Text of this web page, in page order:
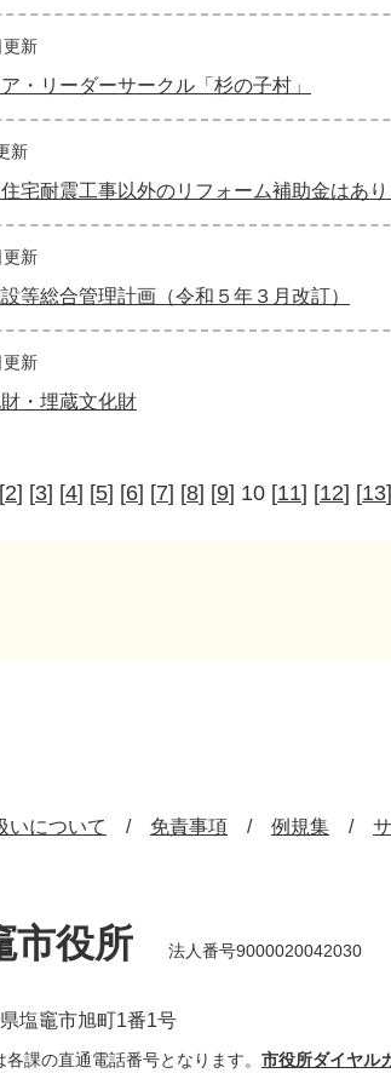
新
・リーダーサークル「杉の子村」
新
宅耐震工事以外のリフォーム補助金はあ
新
等総合管理計画（令和５年３月改訂）
新
・埋蔵文化財
2] [3] [4] [5] [6] [7] [8] [9] 10 [11] [12] [13]
いについて 免責事項 例規集
市役所 法人番号9000020042030
塩竈市旭町1番1号
課の直通電話番号となります。 市役所ダイヤル